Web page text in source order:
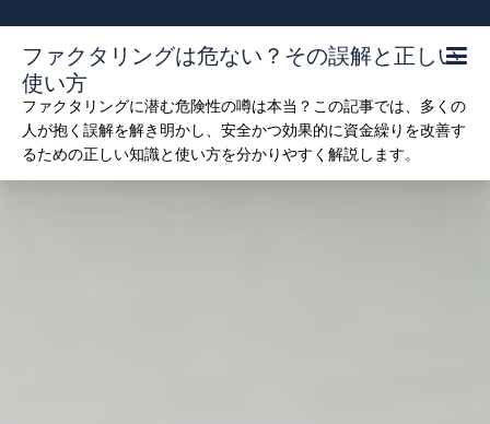
content
ファクタリングは危ない？その誤解と正しい
使い方
ファクタリングに潜む危険性の噂は本当？この記事では、多くの
人が抱く誤解を解き明かし、安全かつ効果的に資金繰りを改善す
るための正しい知識と使い方を分かりやすく解説します。